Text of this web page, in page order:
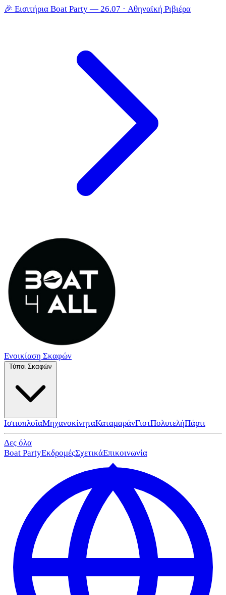
🎉 Εισιτήρια Boat Party — 26.07 · Αθηναϊκή Ριβιέρα
Ενοικίαση Σκαφών
Τύποι Σκαφών
ΙστιοπλοΐαΜηχανοκίνηταΚαταμαράνΓιοτΠολυτελήΠάρτι
Δες όλα
Boat PartyΕκδρομέςΣχετικάΕπικοινωνία